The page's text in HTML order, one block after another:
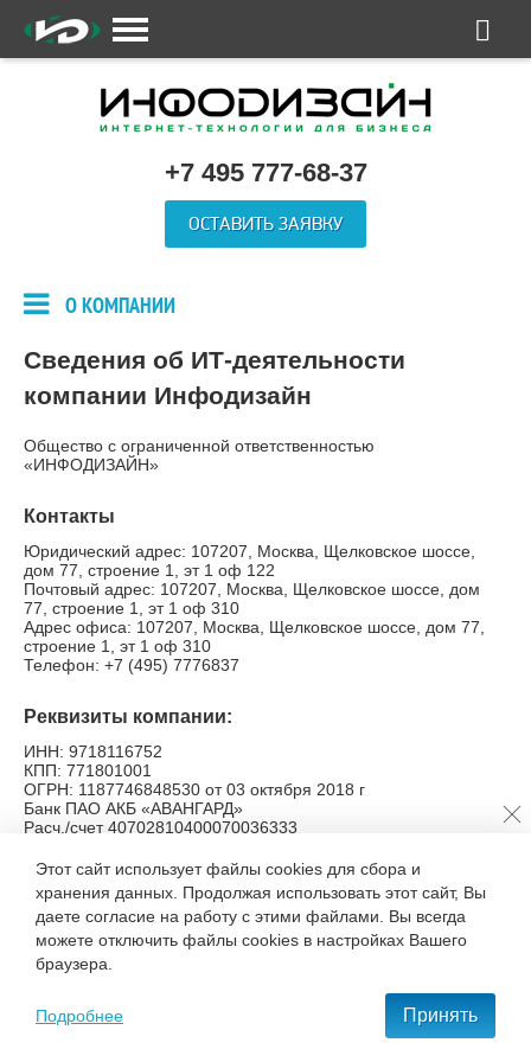
+7 495 777-68-37
ОСТАВИТЬ ЗАЯВКУ
О КОМПАНИИ
Сведения об ИТ-деятельности
компании Инфодизайн
Общество с ограниченной ответственностью
«ИНФОДИЗАЙН»
Контакты
Юридический адрес: 107207, Москва, Щелковское шоссе,
дом 77, строение 1, эт 1 оф 122
Почтовый адрес: 107207, Москва, Щелковское шоссе, дом
77, строение 1, эт 1 оф 310
Адрес офиса: 107207, Москва, Щелковское шоссе, дом 77,
строение 1, эт 1 оф 310
Телефон: +7 (495) 7776837
Реквизиты компании:
ИНН: 9718116752
КПП: 771801001
ОГРН: 1187746848530 от 03 октября 2018 г
Банк ПАО АКБ «АВАНГАРД»
Расч./счет 40702810400070036333
Корр./счет 30101810000000000201
Коды видов деятельности в сфере
информационных технологий
ОКПО: 33354687 ОКОГУ 4210014
ОКТМО 45305000000 ОКФС 16
ОКВЭД: 62.01 Разработка компьютерного программного
Этот сайт использует файлы cookies для сбора и
хранения данных. Продолжая использовать этот сайт, Вы
даете согласие на работу с этими файлами. Вы всегда
можете отключить файлы cookies в настройках Вашего
браузера.
Подробнее Принять